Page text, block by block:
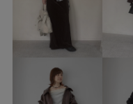
ジャケット/アウター
バッグ ショルダーバッ
BVA16040
BVV36110